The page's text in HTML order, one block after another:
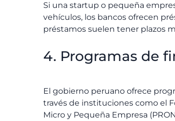
Si una startup o pequeña
vehículos, los bancos ofrecen
préstamos suelen tener plazos
4. Programas de
El gobierno peruano ofrece
través de instituciones como el
Micro y Pequeña Empresa